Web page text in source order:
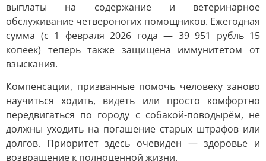
выплаты на содержание и ветеринарное
обслуживание четвероногих помощников. Ежегодная
сумма (с 1 февраля 2026 года — 39 951 рубль 15
копеек) теперь также защищена иммунитетом от
взыскания.
Компенсации, призванные помочь человеку заново
научиться ходить, видеть или просто комфортно
передвигаться по городу с собакой-поводырём, не
должны уходить на погашение старых штрафов или
долгов. Приоритет здесь очевиден — здоровье и
возвращение к полноценной жизни.